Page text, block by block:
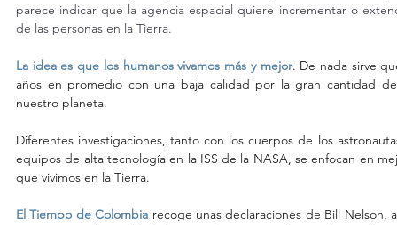
parece indicar que la agencia espacial quiere incrementar o
de las personas en la Tierra.
La idea es que los humanos vivamos más y mejor. De nada sirve
años en promedio con una baja calidad por la gran cantidad
nuestro planeta.
Diferentes investigaciones, tanto con los cuerpos de los
equipos de alta tecnología en la ISS de la NASA, se enfocan en
que vivimos en la Tierra.
El Tiempo de Colombia recoge unas declaraciones de Bill Nelson,